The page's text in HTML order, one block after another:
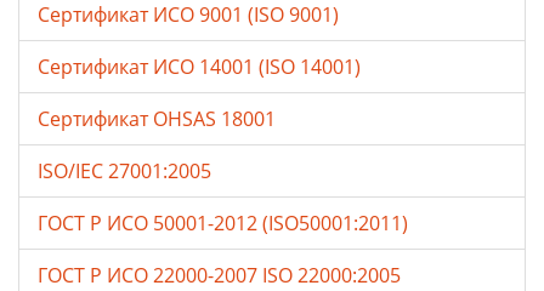
Сертификат ИСО 9001 (ISO 9001)
Сертификат ИСО 14001 (ISO 14001)
Сертификат OHSAS 18001
ISO/IEC 27001:2005
ГОСТ Р ИСО 50001-2012 (ISO50001:2011)
ГОСТ Р ИСО 22000-2007 ISO 22000:2005